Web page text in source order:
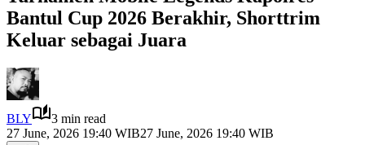
Bantul Cup 2026 Berakhir, Shorttrim
Keluar sebagai Juara
BLY
3 min read
27 June, 2026 19:40 WIB27 June, 2026 19:40 WIB